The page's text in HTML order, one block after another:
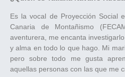
Es la vocal de Proyección Social
Canaria de Montañismo
aventurera, me encanta
y alma en todo lo que hago. Mi
pero sobre todo me gusta
aquellas personas con las que me